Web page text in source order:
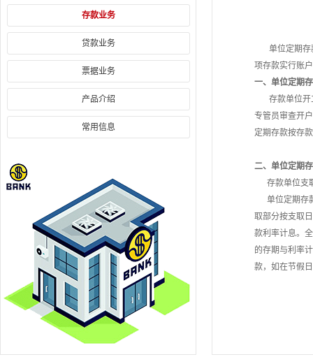
存款业务
贷款业务
票据业务
产品介绍
常用信息
单位定期存款
项存款实行账
一、单位定期
存款单位开立
专管员审查开
定期存款按存
二、单位定期
存款单位支取
单位定期存款
取部分按支取
款利率计息。
的存期与利率
款，如在节假